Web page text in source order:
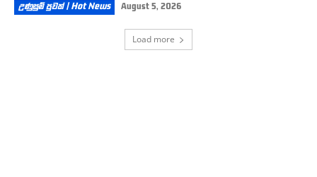
උණුසුම් පුවත් | Hot News August 5, 2026
Load more